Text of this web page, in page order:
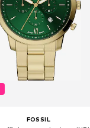
FOSSIL